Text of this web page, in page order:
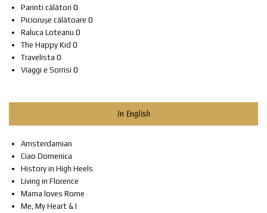
Parinti călători 0
Piciorușe călătoare 0
Raluca Loteanu 0
The Happy Kid 0
Travelista 0
Viaggi e Sorrisi 0
In English
Amsterdamian
Ciao Domenica
History in High Heels
Living in Florence
Mama loves Rome
Me, My Heart & I